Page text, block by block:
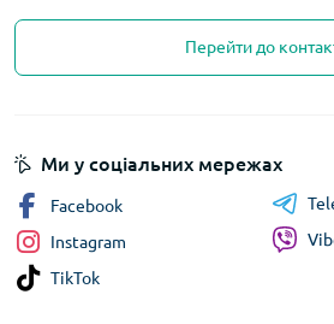
Перейти до
Ми у соціальних мережах
Facebook
Instagram
TikTok